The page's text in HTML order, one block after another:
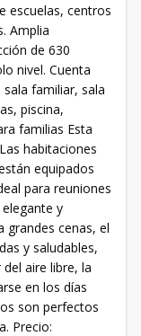
escuelas, centros
Amplia
de 630
nivel. Cuenta
familiar, sala
piscina,
familias Esta
habitaciones
equipados
para reuniones
y
cenas, el
y saludables,
aire libre, la
en los días
son perfectos
Precio: